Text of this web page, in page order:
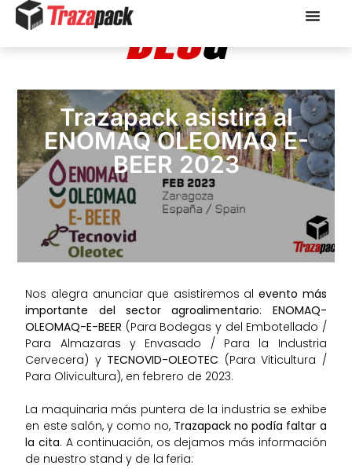
BLOG
Trazapack asistirá al
ENOMAQ OLEOMAQ E-
BEER 2023
Nos alegra anunciar que asistiremos alevento más
importante del sector agroalimentario: ENOMAQ-
OLEOMAQ-E-BEER (Para Bodegas y del Embotellado /
Para Almazaras y Envasado / Para la Industria
Cervecera) y TECNOVID-OLEOTEC (Para Viticultura /
Para Olivicultura), en febrero de 2023.
La maquinaria más puntera de la industria se exhibe
en este salón, y como no, Trazapack no podía faltar a
la cita. A continuación, os dejamos más información
de nuestro stand y de la feria: